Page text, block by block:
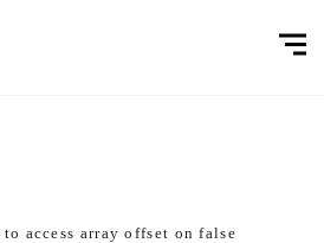
access array offset on false